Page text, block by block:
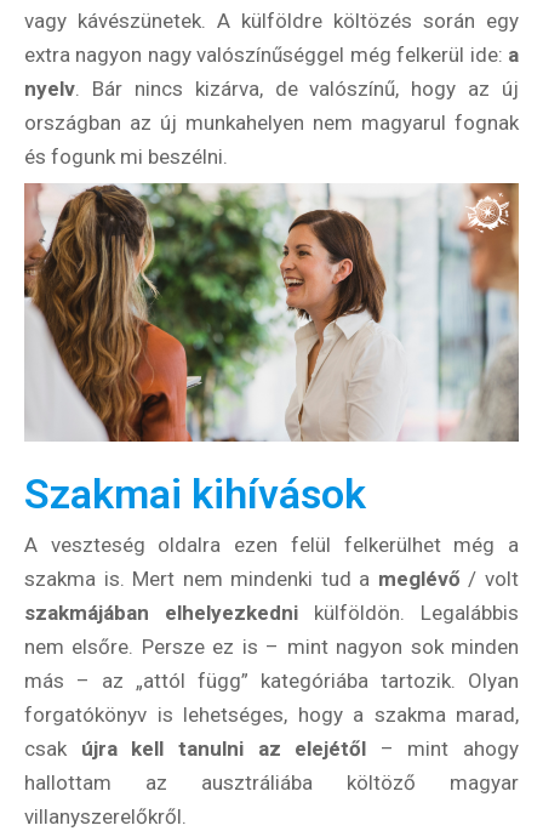
vagy kávészünetek. A külföldre költözés során egy
extra nagyon nagy valószínűséggel még felkerül ide: a
nyelv . Bár nincs kizárva, de valószínű, hogy az új
országban az új munkahelyen nem magyarul fognak
és fogunk mi beszélni.
Szakmai kihívások
A veszteség oldalra ezen felül felkerülhet még a
szakma is. Mert nem mindenki tud a meglévő / volt
szakmájában elhelyezkedni külföldön. Legalábbis
nem elsőre. Persze ez is – mint nagyon sok minden
más – az „attól függ” kategóriába tartozik. Olyan
forgatókönyv is lehetséges, hogy a szakma marad,
csak újra kell tanulni az elejétől – mint ahogy
hallottam az ausztráliába költöző magyar
villanyszerelőkről.